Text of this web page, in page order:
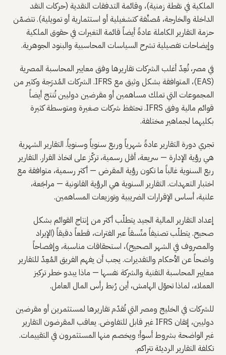
الملكية في نقطة زمنية)، وقائمة التدفقات النقدية (حركات النقد
الداخلة والخارجة، مُصنَّفة كتشغيلية أو استثمارية أو تمويلية). تتضمّن
حزمة التقارير الكاملة عادةً أيضاً قائمة التغيرات في حقوق الملكية
وإيضاحات تفصيلية تشرح السياسات المحاسبية والبنود الجوهرية.
في مصر، تُعِدّ أغلب الشركات تقاريرها وفق معايير المحاسبة المصرية
(EAS)، المتوافقة بشكل وثيق مع IFRS. الشركات المُدرَجة وكثير من
المجموعات التي تملك مساهمين أو مقرضين دوليين تُنتج أيضاً
قوائم مالية وفق IFRS. تحتفظ شركات صغيرة ومتوسطة كثيرة
بكليهما لجماهير مختلفة.
تجري دورة التقارير عادةً شهرياً وربع سنوياً وسنوياً. التقارير الشهرية
هي رؤية الإدارة — سريعة، أقل رسمية، تركّز على اتخاذ القرار. التقارير
ربع السنوية غالباً ما تكون رؤية المقرض — أكثر رسمية، متوافقة مع
اختبار التعهدات. التقارير السنوية هي الرؤية القانونية — مراجَعة،
علنية، أساس الإقرارات الضريبية وتوزيعات المساهمين.
إعداد التقارير المالية الجيد يتطلّب أكثر من إنتاج القوائم بشكل
صحيح. يتطلّب تصنيفاً متّسقاً عبر الفترات، قطعاً دقيقاً (الإيراد
والمصروف في الشهر الصحيح)، استحقاقات مناسبة، وإفصاحاً
واضحاً عن الأحكام والتقديرات. يجب أن يفهم الفريق المُعِدّ للتقارير
معايير المحاسبة التقنية والشركة نفسها — ماذا يبدو خطر تركيز
العملاء، لماذا تحوّل الهامش، أين رُبط رأس المال العامل.
للشركات في الخليج ومصر التي تُقدّم تقاريرها لمستثمرين أو مقرضين
دوليين، إتقان IFRS غير قابل للتفاوض. يعاقب المقرضون التقارير
غير الواضحة بشروط أسوأ؛ ويخصم منها المستثمرون في التقييمات.
تكلفة التقارير الرديئة تتراكم.